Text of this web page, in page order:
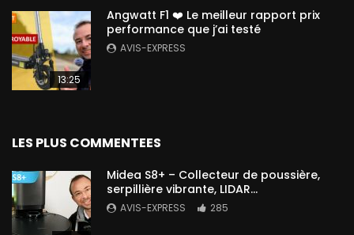
13:25
Angwatt F1 ❤️ Le meilleur rapport prix
performance que j’ai testé
AVIS-EXPRESS
LES PLUS COMMENTEES
Midea S8+ – Collecteur de poussière,
serpillière vibrante, LIDAR…
AVIS-EXPRESS 285